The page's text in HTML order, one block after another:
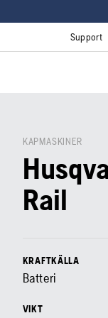
Support
KAPMASKINER
Rail
KRAFTKÄLLA
Batteri
VIKT